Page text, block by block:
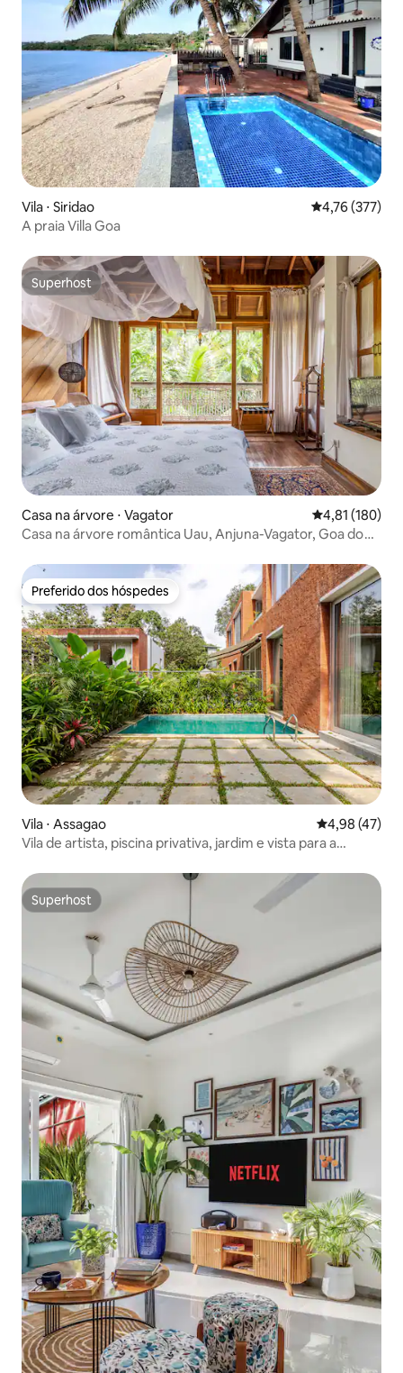
Vila ⋅ Siridao 4,76 de uma
4,76 (377)
A praia Villa Goa
Superhost
Superhost
Casa na árvore ⋅ Vagator 4,81 de uma
4,81 (180)
Casa na árvore romântica Uau, Anjuna-Vagator, Goa do
Preferido dos hóspedes
Preferido dos hóspedes
Vila ⋅ Assagao 4,98 de uma
4,98 (47)
Vila de artista, piscina privativa, jardim e vista para a
Superhost
Superhost